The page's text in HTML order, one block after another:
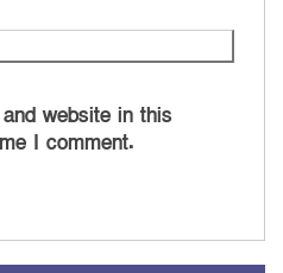
website in this
I comment.